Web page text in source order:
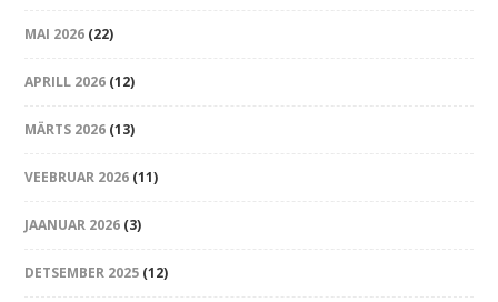
MAI 2026 (22)
APRILL 2026 (12)
MÄRTS 2026 (13)
VEEBRUAR 2026 (11)
JAANUAR 2026 (3)
DETSEMBER 2025 (12)